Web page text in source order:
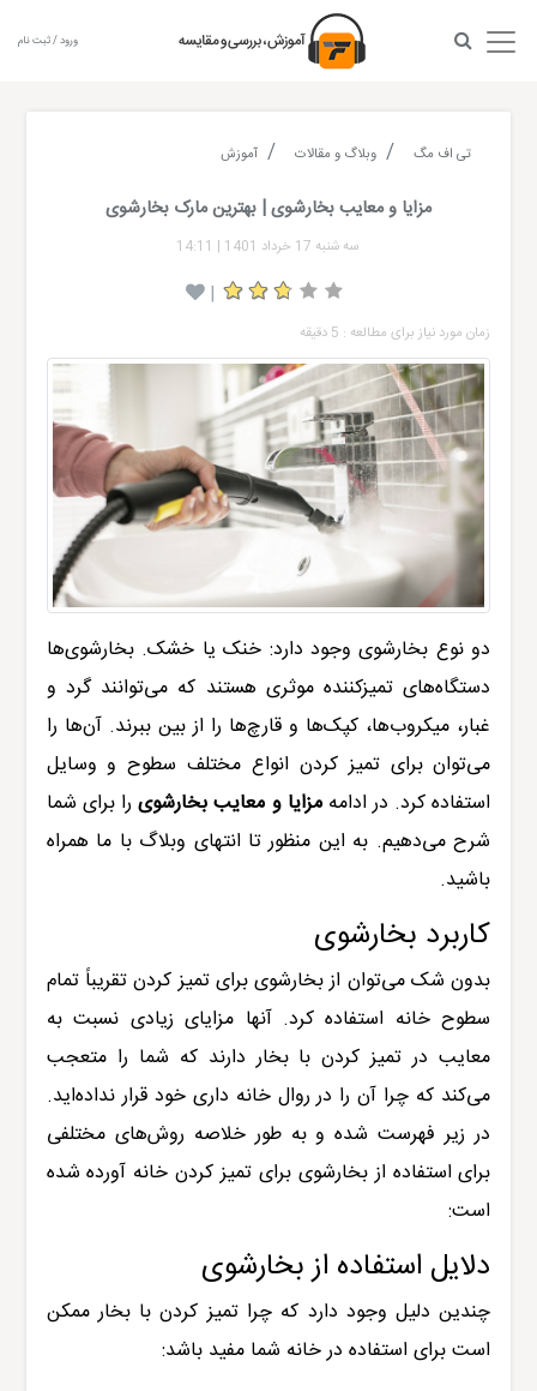
ورود / ثبت نام
تی اف مگ وبلاگ و مقالات آموزش
مزایا و معایب بخارشوی | بهترین مارک بخارشوی
سه شنبه 17 خرداد 1401 |
14:11
|
زمان مورد نیاز برای مطالعه : 5 دقیقه
دو نوع بخارشوی وجود دارد: خنک یا خشک. بخارشوی‌ها
دستگاه‌های تمیزکننده موثری هستند که می‌توانند گرد و
غبار، میکروب‌ها، کپک‌ها و قارچ‌ها را از بین ببرند. آن‌ها را
می‌توان برای تمیز کردن انواع مختلف سطوح و وسایل
استفاده کرد. در ادامهمزایا و معایب بخارشویرا برای شما
شرح می‌دهیم. به این منظور تا انتهای وبلاگ با ما همراه
باشید.
کاربرد بخارشوی
بدون شک می‌توان از بخارشوی برای تمیز کردن تقریباً تمام
سطوح خانه استفاده کرد. آنها مزایای زیادی نسبت به
معایب در تمیز کردن با بخار دارند که شما را متعجب
می‌کند که چرا آن را در روال خانه داری خود قرار نداده‌اید.
در زیر فهرست شده و به طور خلاصه روش‌های مختلفی
برای استفاده از بخارشوی برای تمیز کردن خانه آورده شده
است:
دلایل استفاده از بخارشوی
چندین دلیل وجود دارد که چرا تمیز کردن با بخار ممکن
است برای استفاده در خانه شما مفید باشد: